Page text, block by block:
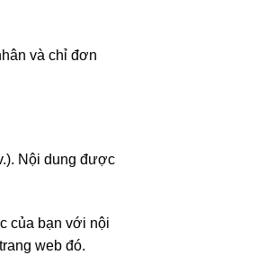
và chỉ đơn
Nội dung được
của bạn với nội
web đó.